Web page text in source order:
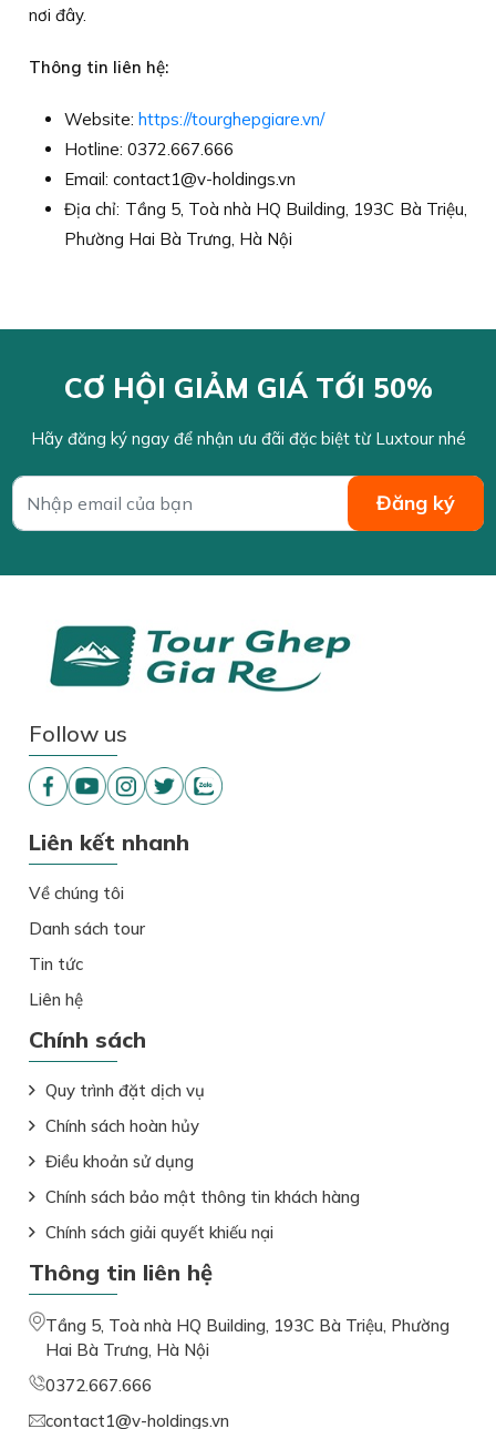
nơi đây.
Thông tin liên hệ:
Website: https://tourghepgiare.vn/
Hotline: 0372.667.666
Email: contact1@v-holdings.vn
Địa chỉ: Tầng 5, Toà nhà HQ Building, 193C Bà Triệu,
Phường Hai Bà Trưng, Hà Nội
CƠ HỘI GIẢM GIÁ TỚI 50%
Hãy đăng ký ngay để nhận ưu đãi đặc biệt từ Luxtour nhé
Follow us
Liên kết nhanh
Về chúng tôi
Danh sách tour
Tin tức
Liên hệ
Chính sách
Quy trình đặt dịch vụ
Chính sách hoàn hủy
Điều khoản sử dụng
Chính sách bảo mật thông tin khách hàng
Chính sách giải quyết khiếu nại
Thông tin liên hệ
Tầng 5, Toà nhà HQ Building, 193C Bà Triệu, Phường
Hai Bà Trưng, Hà Nội
0372.667.666
contact1@v-holdings.vn